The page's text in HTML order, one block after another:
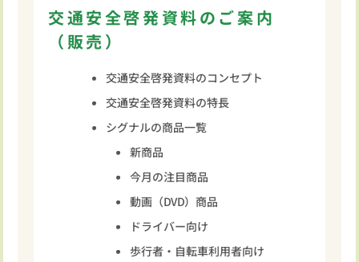
交通安全啓発資料のご案内
（販売）
交通安全啓発資料のコンセプト
交通安全啓発資料の特長
シグナルの商品一覧
新商品
今月の注目商品
動画（DVD）商品
ドライバー向け
歩行者・自転車利用者向け